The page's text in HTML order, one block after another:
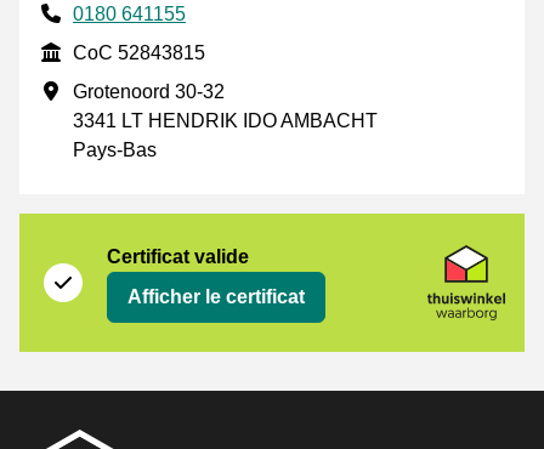
Phone number
0180 641155
CoC
CoC 52843815
Adresse professionnelle
Grotenoord 30-32
3341 LT HENDRIK IDO AMBACHT
Pays-Bas
Certificat valide
Afficher le certificat